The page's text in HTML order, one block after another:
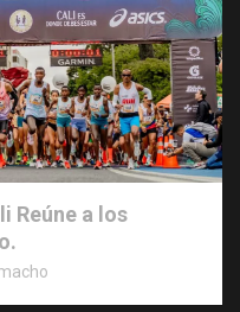
Reúne a los